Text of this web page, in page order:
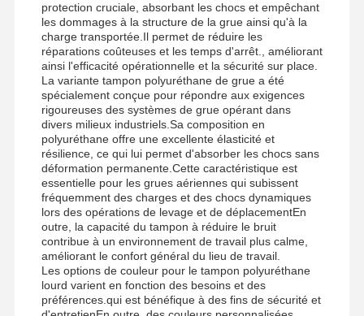
protection cruciale, absorbant les chocs et empêchant
les dommages à la structure de la grue ainsi qu'à la
charge transportée.Il permet de réduire les
réparations coûteuses et les temps d'arrêt., améliorant
ainsi l'efficacité opérationnelle et la sécurité sur place.
La variante tampon polyuréthane de grue a été
spécialement conçue pour répondre aux exigences
rigoureuses des systèmes de grue opérant dans
divers milieux industriels.Sa composition en
polyuréthane offre une excellente élasticité et
résilience, ce qui lui permet d'absorber les chocs sans
déformation permanente.Cette caractéristique est
essentielle pour les grues aériennes qui subissent
fréquemment des charges et des chocs dynamiques
lors des opérations de levage et de déplacementEn
outre, la capacité du tampon à réduire le bruit
contribue à un environnement de travail plus calme,
améliorant le confort général du lieu de travail.
Les options de couleur pour le tampon polyuréthane
lourd varient en fonction des besoins et des
préférences.qui est bénéfique à des fins de sécurité et